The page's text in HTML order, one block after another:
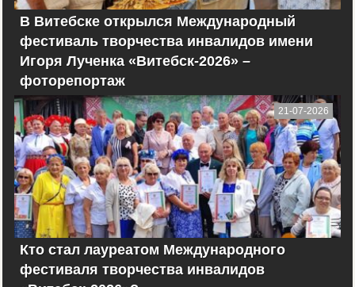
В Витебске открылся Международный
фестиваль творчества инвалидов имени
Игоря Лученка «Витебск-2026» –
фоторепортаж
21-07-2026
Кто стал лауреатом Международного
фестиваля творчества инвалидов